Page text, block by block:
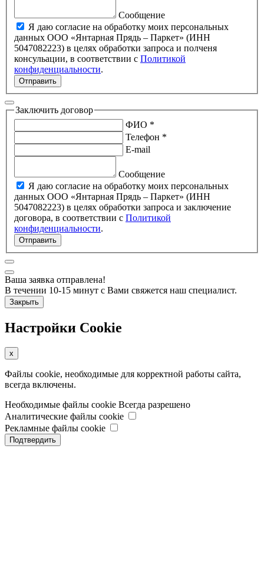
Сообщение
Я даю согласие на обработку моих персональных
данных ООО «Янтарная Прядь – Паркет» (ИНН
5047082223) в целях обработки запроса и полченя
консульации, в соответствии с Политикой
конфиденциальности.
Отправить
Заключить договор
ФИО *
Телефон *
E-mail
Сообщение
Я даю согласие на обработку моих персональных
данных ООО «Янтарная Прядь – Паркет» (ИНН
5047082223) в целях обработки запроса и заключение
договора, в соответствии с Политикой
конфиденциальности.
Отправить
Ваша заявка отправлена!
В течении 10-15 минут с Вами свяжется наш специалист.
Закрыть
Настройки Cookie
x
Файлы cookie, необходимые для корректной работы сайта,
всегда включены.
Необходимые файлы cookie Всегда разрешено
Аналитические файлы cookie
Рекламные файлы cookie
Подтвердить